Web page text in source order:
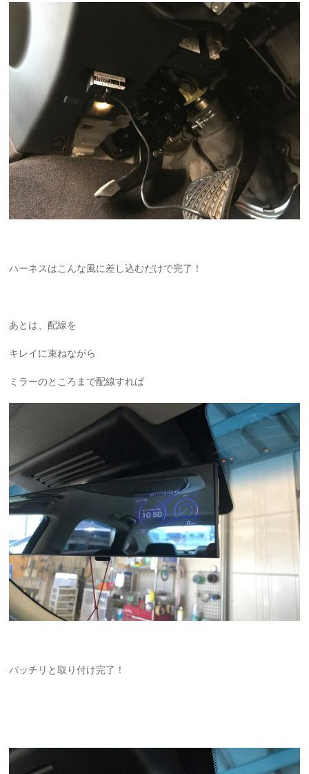
ハーネスはこんな風に差し込むだけで完了！
あとは、配線を
キレイに束ねながら
ミラーのところまで配線すれば
バッチリと取り付け完了！